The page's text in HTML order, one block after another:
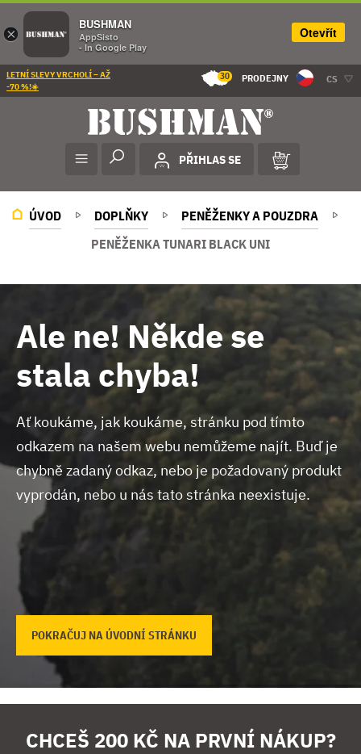
LETNÍ SLEVY VRCHOLÍ – AŽ
-70 %!☀️
30 PRODEJNY CS
PŘIHLAS SE
ÚVOD DOPLŇKY
PENĚŽENKY A POUZDRA
PENĚŽENKA TUNARI BLACK UNI
Ale ne! Někde se
stala chyba!
Ať koukáme, jak koukáme, stránku pod tímto
odkazem na našem webu nemůžeme najít. Buď je
chybně zadaný odkaz, nebo je požadovaný produkt
vyprodán, nebo u nás tato stránka neexistuje.
POKRAČUJ NA ÚVODNÍ STRÁNKU
CHCEŠ 200 KČ NA PRVNÍ NÁKUP?
×
BUSHMAN
AppSisto
- In Google Play
Otevřít